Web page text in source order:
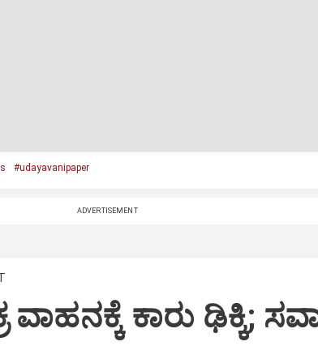
#udayavanipaper
ADVERTISEMENT
ವಾಹನಕ್ಕೆ ಕಾರು ಢಿಕ್ಕಿ;